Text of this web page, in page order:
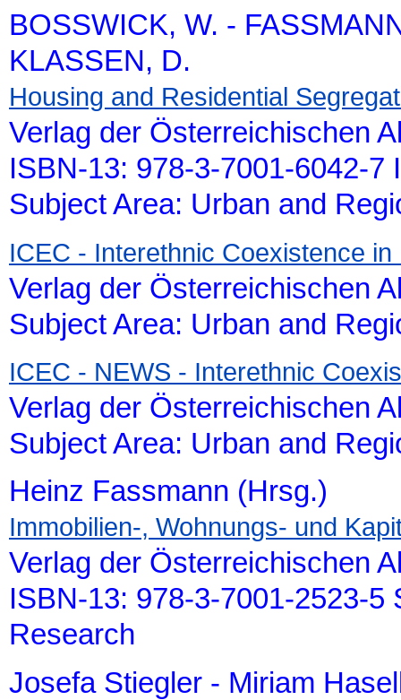
BOSSWICK, W. -
KLASSEN, D.
Housing and Residential
Verlag der Österreichischen
ISBN-13: 978-3-7001-6042-
Subject Area: Urban and
ICEC - Interethnic Coexistence
Verlag der Österreichischen
Subject Area: Urban and
ICEC - NEWS - Interethnic
Verlag der Österreichischen
Subject Area: Urban and
Heinz Fassmann (Hrsg.)
Immobilien-, Wohnungs- und
Verlag der Österreichischen
ISBN-13: 978-3-7001-2523-5
Research
Josefa Stiegler - Miriam